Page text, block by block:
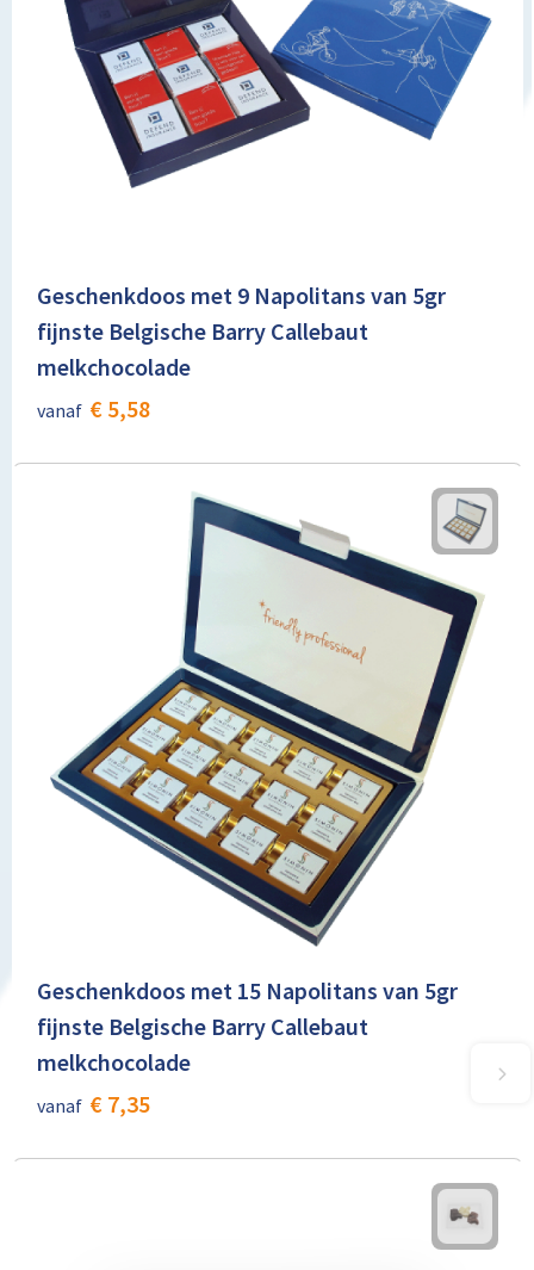
Geschenkdoos met 9 Napolitans van 5gr
fijnste Belgische Barry Callebaut
melkchocolade
vanaf € 5,58
Geschenkdoos met 15 Napolitans van 5gr
fijnste Belgische Barry Callebaut
melkchocolade
vanaf € 7,35